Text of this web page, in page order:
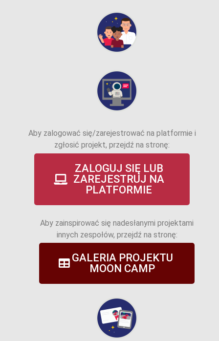
Aby zalogować się/zarejestrować na platformie i
zgłosić projekt, przejdź na stronę:
ZALOGUJ SIĘ LUB
ZAREJESTRUJ NA
PLATFORMIE
Aby zainspirować się nadesłanymi projektami
innych zespołów, przejdź na stronę:
GALERIA PROJEKTU
MOON CAMP